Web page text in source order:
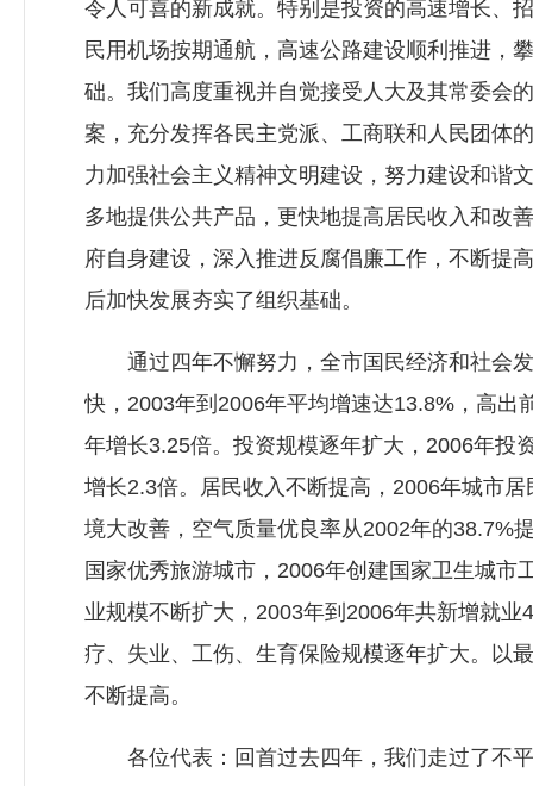
令人可喜的新成就。特别是投资的高速增长、
民用机场按期通航，高速公路建设顺利推进，
础。我们高度重视并自觉接受人大及其常委会
案，充分发挥各民主党派、工商联和人民团体
力加强社会主义精神文明建设，努力建设和谐
多地提供公共产品，更快地提高居民收入和改
府自身建设，深入推进反腐倡廉工作，不断提
后加快发展夯实了组织基础。
通过四年不懈努力，全市国民经济和社会发
快，2003年到2006年平均增速达13.8%，高
年增长3.25倍。投资规模逐年扩大，2006年投
增长2.3倍。居民收入不断提高，2006年城市
境大改善，空气质量优良率从2002年的38.7%
国家优秀旅游城市，2006年创建国家卫生城
业规模不断扩大，2003年到2006年共新增就
疗、失业、工伤、生育保险规模逐年扩大。以
不断提高。
各位代表：回首过去四年，我们走过了不平